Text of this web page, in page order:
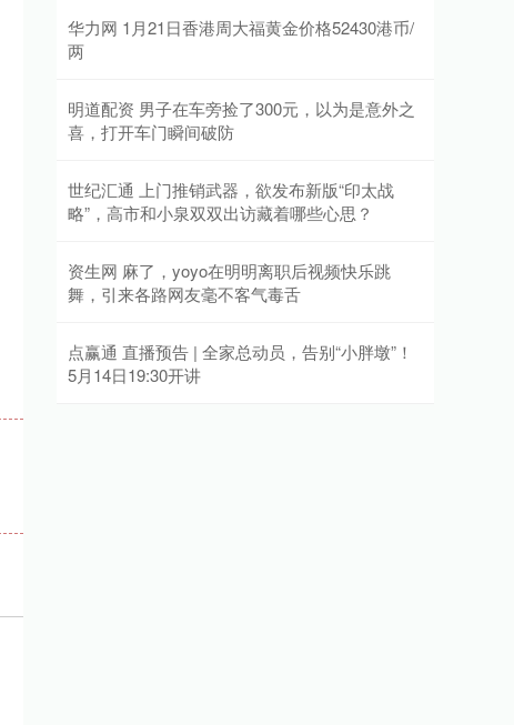
华力网 1月21日香港周大福黄金价格52430港币/
两
明道配资 男子在车旁捡了300元，以为是意外之
喜，打开车门瞬间破防
世纪汇通 上门推销武器，欲发布新版“印太战
略”，高市和小泉双双出访藏着哪些心思？
资生网 麻了，yoyo在明明离职后视频快乐跳
舞，引来各路网友毫不客气毒舌
点赢通 直播预告 | 全家总动员，告别“小胖墩”！
5月14日19:30开讲